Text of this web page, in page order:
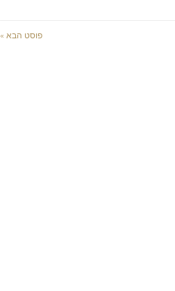
פוסט הבא »